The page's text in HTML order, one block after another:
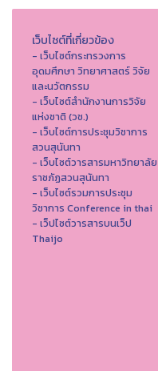
เว็บไซต์ที่เกี่ยวข้อง
- เว็บไซต์กระทรวงการ
อุดมศึกษา วิทยาศาสตร์ วิจัย
และนวัตกรรม
- เว็บไซต์สำนักงานการวิจัย
แห่งชาติ (วช.)
- เว็บไซต์การประชุมวิชาการ
สวนสุนันทา
- เว็บไซต์วารสารมหาวิทยาลัย
ราชภัฏสวนสุนันทา
- เว็บไซต์รวมการประชุม
วิชาการ Conference in thai
- เว็ปไซต์วารสารบนเว็ป
Thaijo